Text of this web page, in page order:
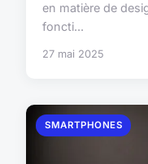
en matière de
foncti...
27 mai 2025
SMARTPHONES